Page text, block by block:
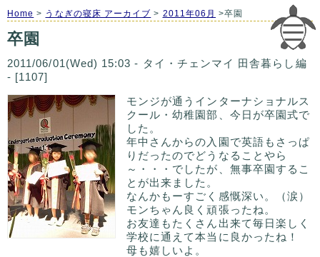
Home > うなぎの寝床 アーカイブ > 2011年06月 >卒園
卒園
2011/06/01(Wed) 15:03 - タイ・チェンマイ 田舎暮らし編
- [1107]
モンジが通うインターナショナルス
クール・幼稚園部、今日が卒園式で
した。
年中さんからの入園で英語もさっぱ
りだったのでどうなることやら
～・・・でしたが、無事卒園するこ
とが出来ました。
なんかもーすごく感慨深い。（涙）
モンちゃん良く頑張ったね。
お友達もたくさん出来て毎日楽しく
学校に通えて本当に良かったね！
母も嬉しいよ。